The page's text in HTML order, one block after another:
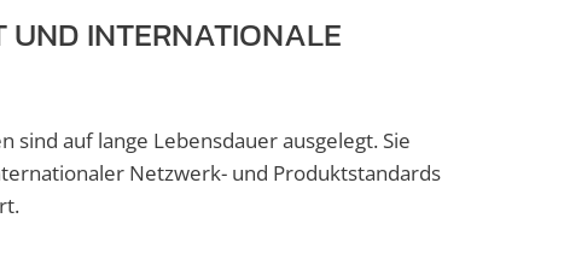
UND INTERNATIONALE
sind auf lange Lebensdauer ausgelegt. Sie
Netzwerk- und Produktstandards